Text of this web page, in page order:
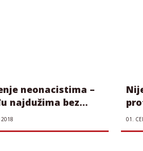
neonacistima –
najdužima bez
presude
01.